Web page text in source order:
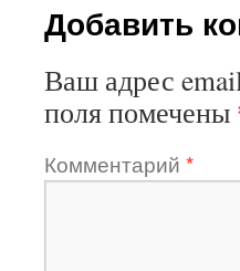
Добавить
Ваш адрес
поля помечены
Комментарий *